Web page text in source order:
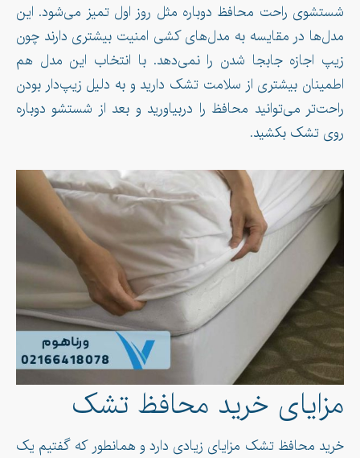
شستشوی راحت محافظ دوباره مثل روز اول تمیز می‌شود. این
مدل‌ها در مقایسه به مدل‌های کشی امنیت بیشتری دارند چون
زیپ اجازه جابجا شدن را نمی‌دهد. با انتخاب این مدل هم
اطمینان بیشتری از سلامت تشک دارید و به دلیل زیپ‌دار بودن
راحت‌تر می‌توانید محافظ را دربیاورید و بعد از شستشو دوباره
روی تشک بکشید.
مزایای خرید محافظ تشک
خرید محافظ تشک مزایای زیادی دارد و همانطور که گفتیم یک